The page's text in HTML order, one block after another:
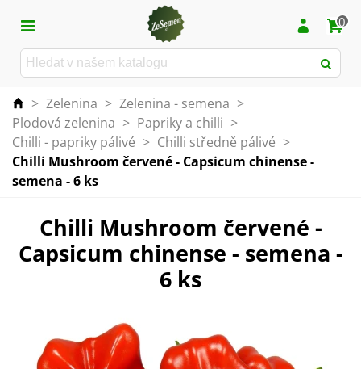
0
> Zelenina > Zelenina - semena >
Plodová zelenina > Papriky a chilli >
Chilli - papriky pálivé > Chilli středně pálivé >
Chilli Mushroom červené - Capsicum chinense -
semena - 6 ks
Chilli Mushroom červené -
Capsicum chinense - semena -
6 ks